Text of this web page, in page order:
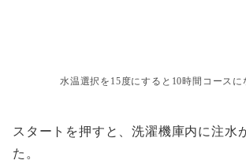
水温選択を15度にすると10時間コースに
スタートを押すと、洗濯機庫内に注水
た。